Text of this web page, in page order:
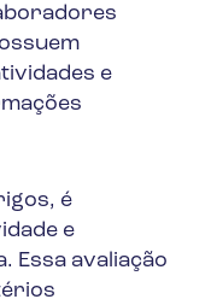
e
é
e
Essa avaliação